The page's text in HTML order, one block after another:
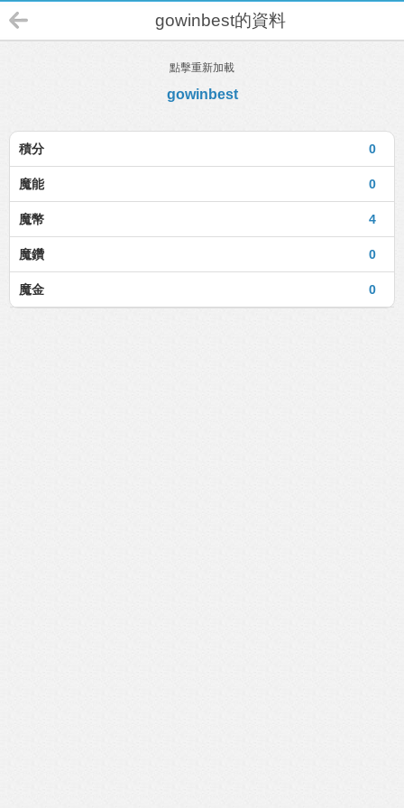
gowinbest的資料
點擊重新加載
gowinbest
0
積分
0
魔能
4
魔幣
0
魔鑽
0
魔金